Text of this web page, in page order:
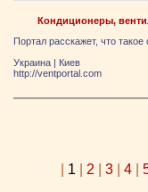
Кондиционеры,
Портал расскажет, что
Украина | Киев
http://ventportal.com
1 2 3 4